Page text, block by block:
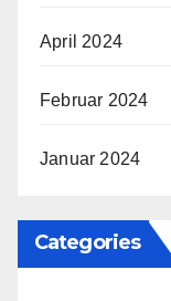
April 2024
Februar 2024
Januar 2024
Categories